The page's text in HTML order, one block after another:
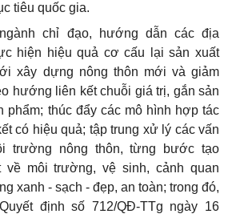
tiêu quốc gia.
chỉ đạo, hướng dẫn các địa
hiện hiệu quả cơ cấu lại sản xuất
xây dựng nông thôn mới và giảm
hướng liên kết chuỗi giá trị, gắn sản
phẩm; thúc đẩy các mô hình hợp tác
có hiệu quả; tập trung xử lý các vấn
trường nông thôn, từng bước tạo
về môi trường, vệ sinh, cảnh quan
xanh - sạch - đẹp, an toàn; trong đó,
định số 712/QĐ-TTg ngày 16